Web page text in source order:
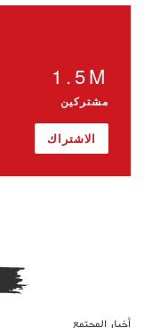
1.5M
مشتركين
الاشتراك
أخبار المجتمع